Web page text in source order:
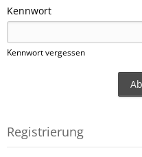
Kennwort
Kennwort vergessen
Registrierung